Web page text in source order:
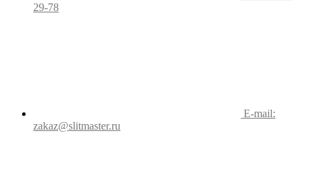
29-78
E-mail:
zakaz@slitmaster.ru